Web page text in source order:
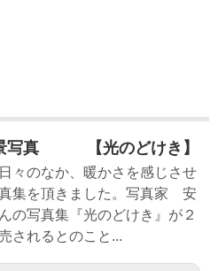
写真 【光のどけき】
々のなか、暖かさを感じさせ
集を頂きました。写真家 安
の写真集『光のどけき』が２
されるとのこと...